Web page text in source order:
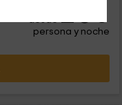
desde20
persona y noche